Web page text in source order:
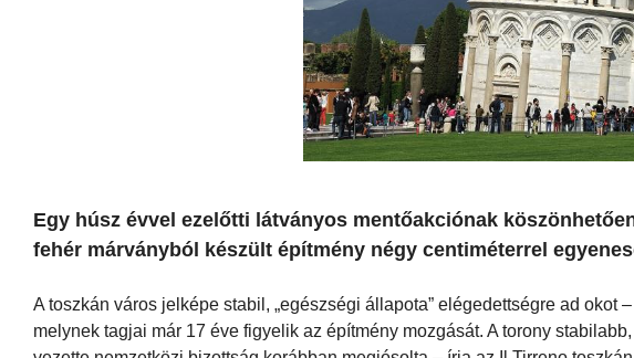
Egy húsz évvel ezelőtti látványos mentőakciónak
fehér márványból készült építmény négy centiméterrel
A toszkán város jelképe stabil, „egészségi állapota” elégedettségre ad okot
melynek tagjai már 17 éve figyelik az építmény mozgását. A torony